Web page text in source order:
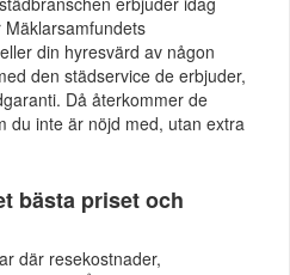
din hyresvärd av någon
den städservice de erbjuder,
Då återkommer de
du inte är nöjd med, utan extra
bästa priset och
där resekostnader,